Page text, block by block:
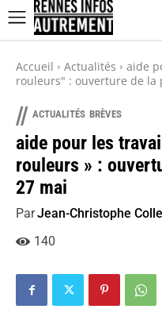
Accueil Actualités
aide
rouleurs" : ouverture de la
// ACTUALITÉS BRÈVES
aide pour les
rouleurs » :
27 mai
ParJean-Christophe
140